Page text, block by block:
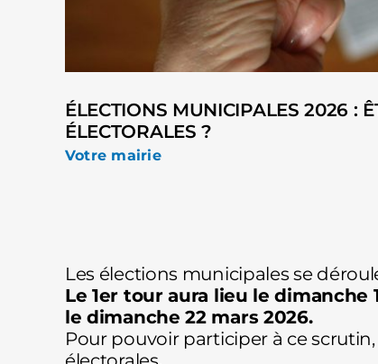
ÉLECTIONS MUNICIPALES 2026 :
ÉLECTORALES ?
Votre mairie
Les élections municipales se
Le 1er tour aura lieu le dimanche
le dimanche 22 mars 2026.
Pour pouvoir participer à ce